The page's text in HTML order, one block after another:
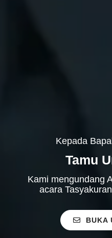
Kepada
Tamu
Kami mengundang
acara
BUKA